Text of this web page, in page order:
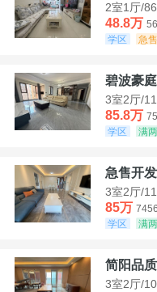
2室1厅/
48.8万
学区
急售
碧波豪
3室2厅/
85.8万
学区
满
急售开
3室2厅/
85万
学区
满
简阳品
3室2厅/